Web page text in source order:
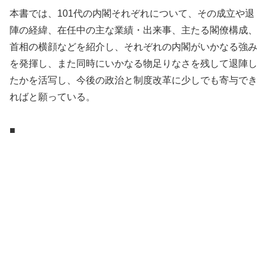
本書では、101代の内閣それぞれについて、その成立や退
陣の経緯、在任中の主な業績・出来事、主たる閣僚構成、
首相の横顔などを紹介し、それぞれの内閣がいかなる強み
を発揮し、また同時にいかなる物足りなさを残して退陣し
たかを活写し、今後の政治と制度改革に少しでも寄与でき
ればと願っている。
■